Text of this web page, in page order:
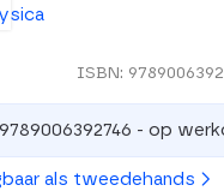
ISBN:
- op
als tweedehands